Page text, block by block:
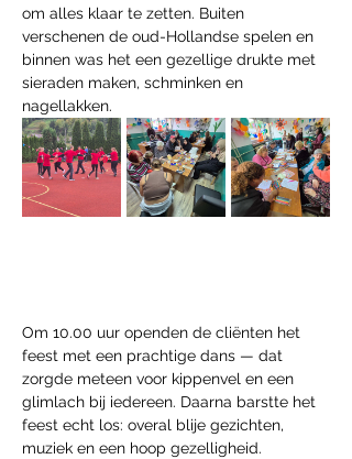
om alles klaar te zetten. Buiten
verschenen de oud-Hollandse spelen en
binnen was het een gezellige drukte met
sieraden maken, schminken en
nagellakken.
Om 10.00 uur openden de cliënten het
feest met een prachtige dans — dat
zorgde meteen voor kippenvel en een
glimlach bij iedereen. Daarna barstte het
feest echt los: overal blije gezichten,
muziek en een hoop gezelligheid.